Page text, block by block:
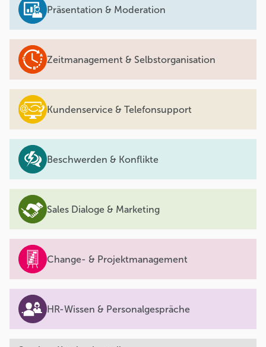
Präsentation & Moderation
Zeitmanagement & Selbstorganisation
Kundenservice & Telefonsupport
Beschwerden & Konflikte
Sales Dialoge & Marketing
Change- & Projektmanagement
HR-Wissen & Personalgespräche